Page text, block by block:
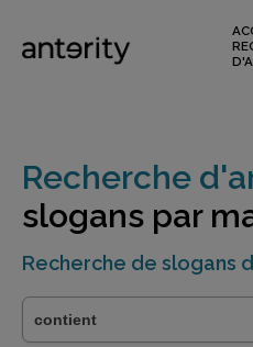
Recherche
slogans par
Recherche de slogans